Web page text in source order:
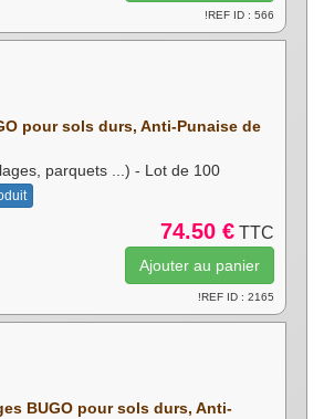
!REF ID : 566
pour sols durs, Anti-Punaise de
parquets ...) - Lot de 100
74.50 € TTC
!REF ID : 2165
BUGO pour sols durs, Anti-